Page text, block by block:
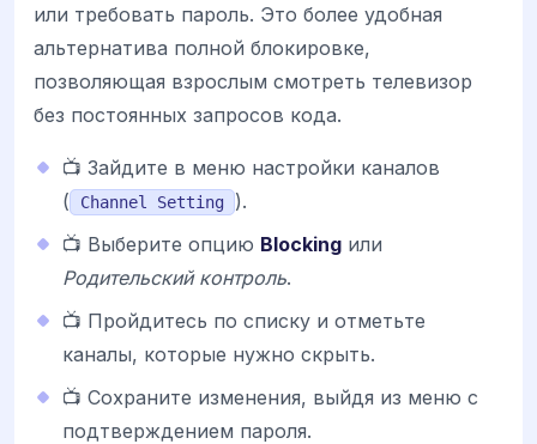
или требовать пароль. Это более удобная
альтернатива полной блокировке,
позволяющая взрослым смотреть телевизор
без постоянных запросов кода.
📺 Зайдите в меню настройки каналов
(
Channel Setting
).
📺 Выберите опцию Blocking или
Родительский контроль.
📺 Пройдитесь по списку и отметьте
каналы, которые нужно скрыть.
📺 Сохраните изменения, выйдя из меню с
подтверждением пароля.